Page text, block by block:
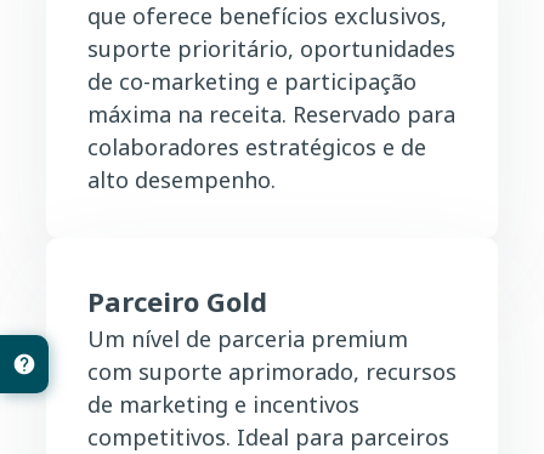
que oferece benefícios exclusivos,
suporte prioritário, oportunidades
de co-marketing e participação
máxima na receita. Reservado para
colaboradores estratégicos e de
alto desempenho.
Parceiro Gold
Um nível de parceria premium
com suporte aprimorado, recursos
de marketing e incentivos
competitivos. Ideal para parceiros